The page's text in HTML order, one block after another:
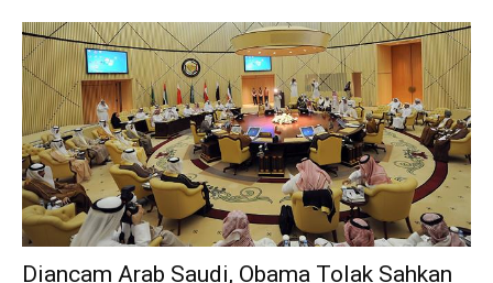
Diancam Arab Saudi, Obama Tolak Sahkan